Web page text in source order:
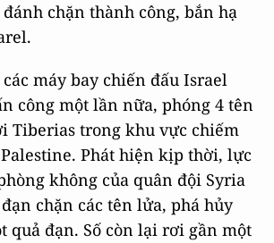
chặn thành công, bắn hạ
máy bay chiến đấu Israel
công một lần nữa, phóng 4 tên
Tiberias trong khu vực chiếm
Phát hiện kịp thời, lực
không của quân đội Syria
chặn các tên lửa, phá hủy
quả đạn. Số còn lại rơi gần một